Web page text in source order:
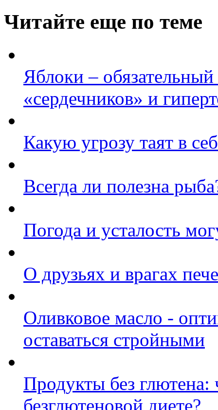
Читайте еще по теме
Яблоки –
«сердечников» и
Какую угрозу таят в
Всегда ли полезна
Погода и усталость
О друзьях и врагах
Оливковое масло -
оставаться стройными
Продукты без
безглютеновой диете?